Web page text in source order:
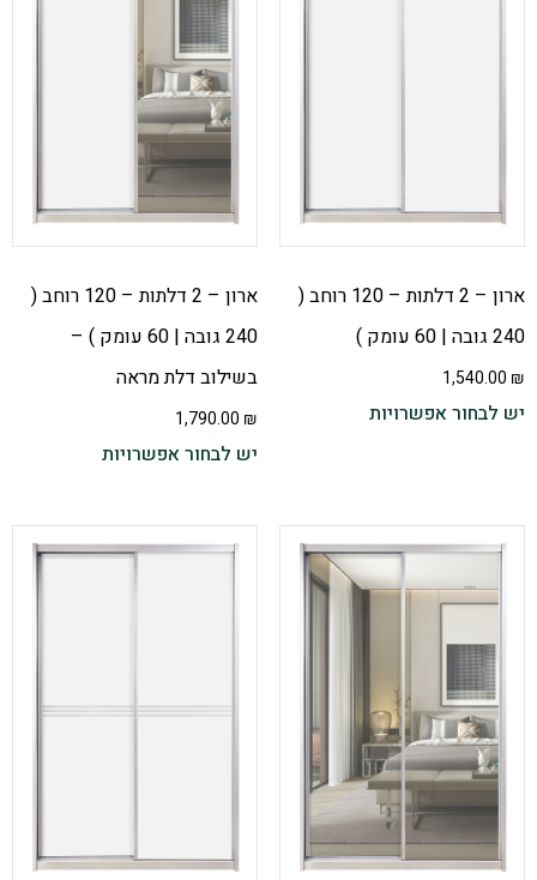
ארון – 2 דלתות – 120 רוחב (
240 גובה | 60 עומק )
1,540.00 ₪
יש לבחור אפשרויות
ארון – 2 דלתות – 120 רוחב (
240 גובה | 60 עומק ) –
בשילוב דלת מראה
1,790.00 ₪
יש לבחור אפשרויות